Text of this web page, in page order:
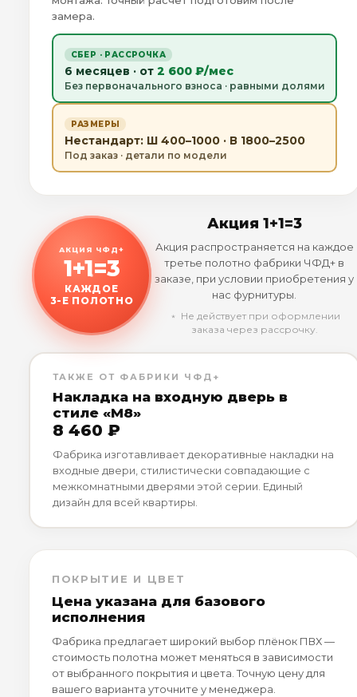
замера.
СБЕР · РАССРОЧКА
6 месяцев · от 2 600 ₽/мес
Без первоначального взноса · равными долями
РАЗМЕРЫ
Нестандарт: Ш 400–1000 · В 1800–2500
Под заказ · детали по модели
АКЦИЯ ЧФД+
1+1=3
КАЖДОЕ
3-Е ПОЛОТНО
Акция 1+1=3
Акция распространяется на каждое
третье полотно фабрики ЧФД+ в
заказе, при условии приобретения у
нас фурнитуры.
﹡ Не действует при оформлении
заказа через рассрочку.
ТАКЖЕ ОТ ФАБРИКИ ЧФД+
Накладка на входную дверь в
стиле «М8»
8 460 ₽
Фабрика изготавливает декоративные накладки на
входные двери, стилистически совпадающие с
межкомнатными дверями этой серии. Единый
дизайн для всей квартиры.
ПОКРЫТИЕ И ЦВЕТ
Цена указана для базового
исполнения
Фабрика предлагает широкий выбор плёнок ПВХ —
стоимость полотна может меняться в зависимости
от выбранного покрытия и цвета. Точную цену для
вашего варианта уточните у менеджера.